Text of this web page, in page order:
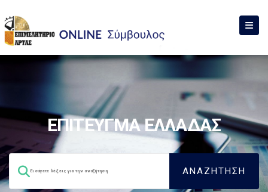
ΕΠΙΤΕΥΓΜΑ ΕΛΛΑΔΑΣ